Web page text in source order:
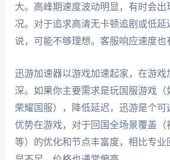
大。高峰期速度波动明显，有时会出
况。对于追求高清无卡顿追剧或低延
说，可能不够理想。客服响应速度也
迅游加速器以游戏加速起家，在游戏
深。如果你主要需求是玩国服游戏（
荣耀国服），降低延迟，迅游是个可
优势在游戏，对于回国全场景覆盖（
等）的优化和节点丰富度，相比专业